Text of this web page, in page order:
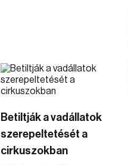
Betiltják a vadállatok
szerepeltetését a
cirkuszokban